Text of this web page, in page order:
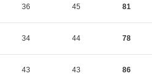
36 45 81
34 44 78
43 43 86